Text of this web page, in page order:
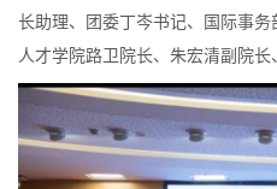
长助理、团委丁岑书记、国际事
人才学院路卫院长、朱宏清副院长